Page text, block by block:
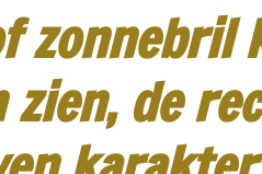
zonnebril
de